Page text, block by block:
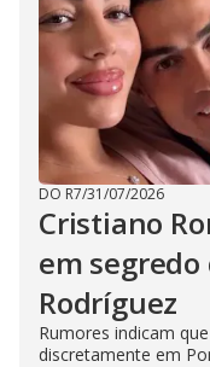
DO R7/31/07/2026
Cristiano
em segredo
Rodríguez
Rumores indicam
discretamente em